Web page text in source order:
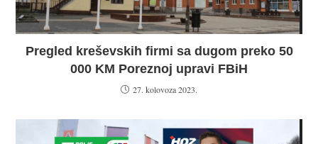
Pregled kreševskih firmi sa dugom preko 50
000 KM Poreznoj upravi FBiH
27. kolovoza 2023.